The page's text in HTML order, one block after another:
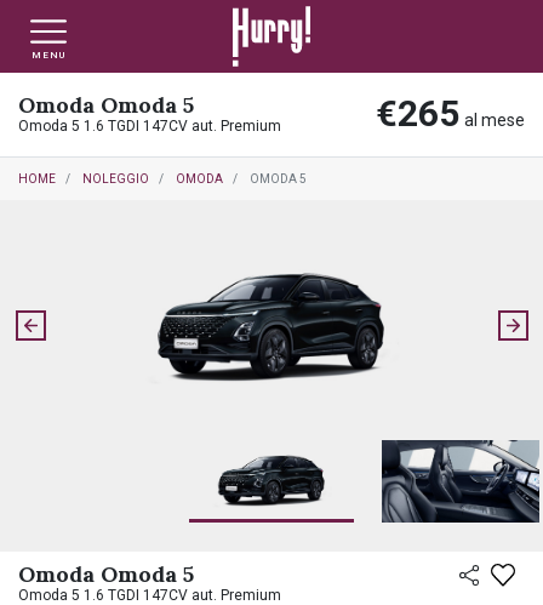
MENU
Omoda Omoda 5
Omoda 5 1.6 TGDI 147CV aut. Premium €265 al mese
HOME NOLEGGIO OMODA OMODA 5
Omoda Omoda 5
Omoda 5 1.6 TGDI 147CV aut. Premium
NLT PRIVATI
NLT USATO PRIVATI
NLT NUOVO